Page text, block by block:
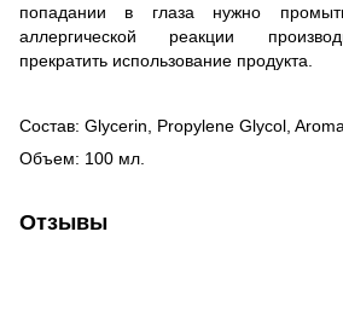
попадании в глаза нужно
аллергической реакции
прекратить использование продукта.
Состав: Glycerin, Propylene Glycol,
Объем: 100 мл.
Отзывы